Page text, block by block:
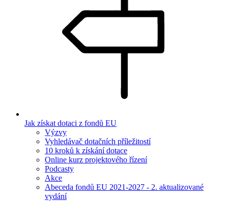
Jak získat dotaci z fondů EU
Výzvy
Vyhledávač dotačních příležitostí
10 kroků k získání dotace
Online kurz projektového řízení
Podcasty
Akce
Abeceda fondů EU 2021-2027 - 2. aktualizované
vydání